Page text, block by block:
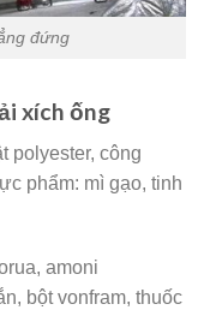
đứng
xích ống
polyester, công
phẩm: mì gạo, tinh
amoni
bột vonfram, thuốc